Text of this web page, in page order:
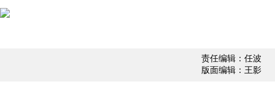
责任编辑：任波
版面编辑：王影